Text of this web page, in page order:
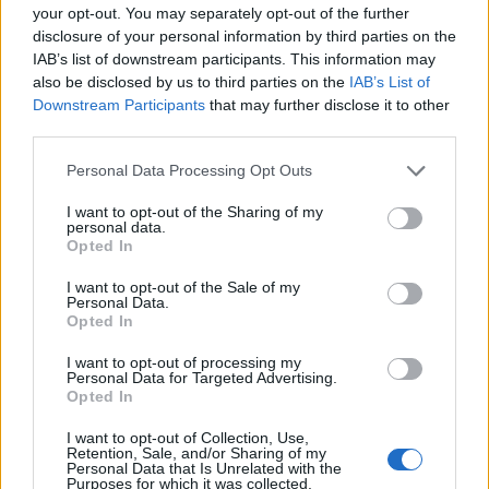
your opt-out. You may separately opt-out of the further
disclosure of your personal information by third parties on the
IAB’s list of downstream participants. This information may
also be disclosed by us to third parties on the IAB’s List of
Downstream Participants that may further disclose it to other
Personal Data Processing Opt Outs
I want to opt-out of the Sharing of my
personal data.
Opted In
I want to opt-out of the Sale of my
Personal Data.
Opted In
I want to opt-out of processing my
Personal Data for Targeted Advertising.
Opted In
I want to opt-out of Collection, Use,
Retention, Sale, and/or Sharing of my
Personal Data that Is Unrelated with the
Purposes for which it was collected.
Raktažodžiai gyvūnai vabzdžiai Vabalai
Komentarai
Rašyti komentarą
Jūsų vardas
Komentaras